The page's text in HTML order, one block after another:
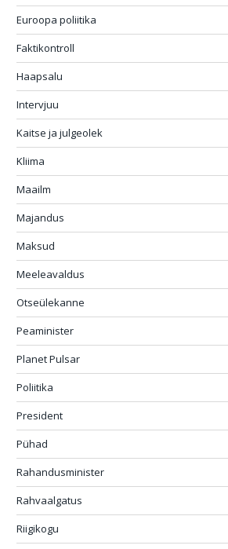
Euroopa poliitika
Faktikontroll
Haapsalu
Intervjuu
Kaitse ja julgeolek
Kliima
Maailm
Majandus
Maksud
Meeleavaldus
Otseülekanne
Peaminister
Planet Pulsar
Poliitika
President
Pühad
Rahandusminister
Rahvaalgatus
Riigikogu